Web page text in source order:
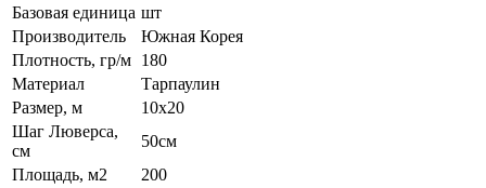
Базовая единица шт
Производитель
Южная Корея
Плотность, гр/м 180
Материал
Тарпаулин
Размер, м
10x20
Шаг Люверса,
см
50см
Площадь, м2
200